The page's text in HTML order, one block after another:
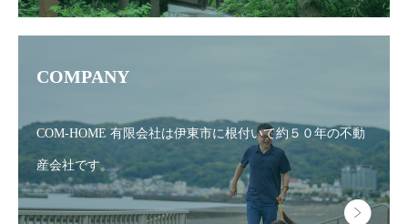
COMPANY
COM-HOME 有限会社は伊東市に根付いて約５０年の不動
産会社です。